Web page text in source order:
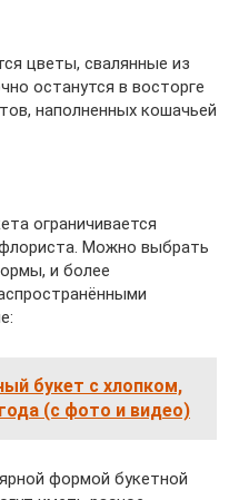
цветы, свалянные из
останутся в восторге
наполненных кошачьей
ограничивается
Можно выбрать
и более
букет с хлопком,
(с фото и видео)
формой букетной